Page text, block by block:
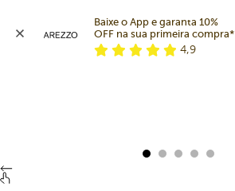
Baixe o App e garanta 10%
OFF na sua primeira compra*
4,9